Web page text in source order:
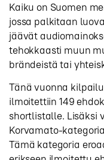
Kaiku on Suomen
jossa palkitaan
jäävät
tehokkaasti muun
brändeistä tai
Tänä vuonna
ilmoitettiin 149
shortlistalle. Lisäksi
Korvamato-
Tämä kategoria